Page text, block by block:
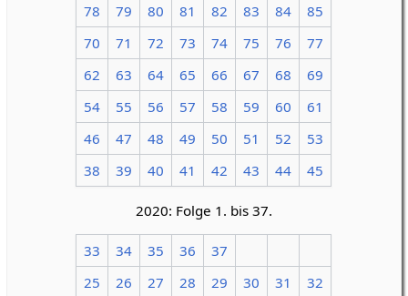
78
79 80 81 82 83 84
85
70
71 72 73 74 75 76
77
62
63 64 65 66 67 68
69
54
55 56 57 58 59 60
61
46
47 48 49 50 51 52
53
38
39 40 41 42 43 44 45
2020: Folge 1. bis 37.
33 34 35 36
37
25
26 27 28 29 30 31
32